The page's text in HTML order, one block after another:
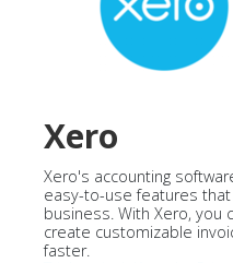
Xero
Xero's accounting
easy-to-use features
business. With Xero, you
create customizable
faster.